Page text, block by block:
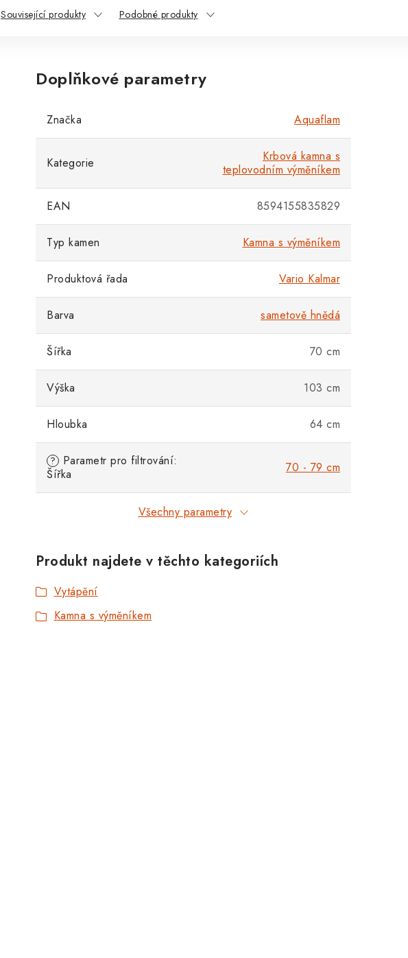
Související produkty Podobné produkty
Doplňkové parametry
Značka Aquaflam
Kategorie
Krbová kamna s
teplovodním výměníkem
EAN 8594155835829
Typ kamen Kamna s výměníkem
Produktová řada Vario Kalmar
Barva sametově hnědá
Šířka 70 cm
Výška 103 cm
Hloubka 64 cm
? Parametr pro filtrování:
Šířka
70 - 79 cm
Všechny parametry
Produkt najdete v těchto kategoriích
Vytápění
Kamna s výměníkem